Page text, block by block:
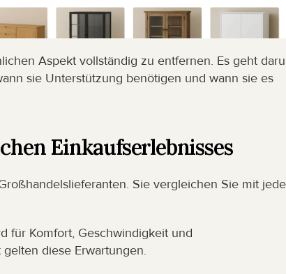
Aspekt vollständig zu entfernen. Es geht
sie Unterstützung benötigen und wann sie es
Einkaufserlebnisses
Sie vergleichen Sie mit
für Komfort, Geschwindigkeit und
diese Erwartungen.